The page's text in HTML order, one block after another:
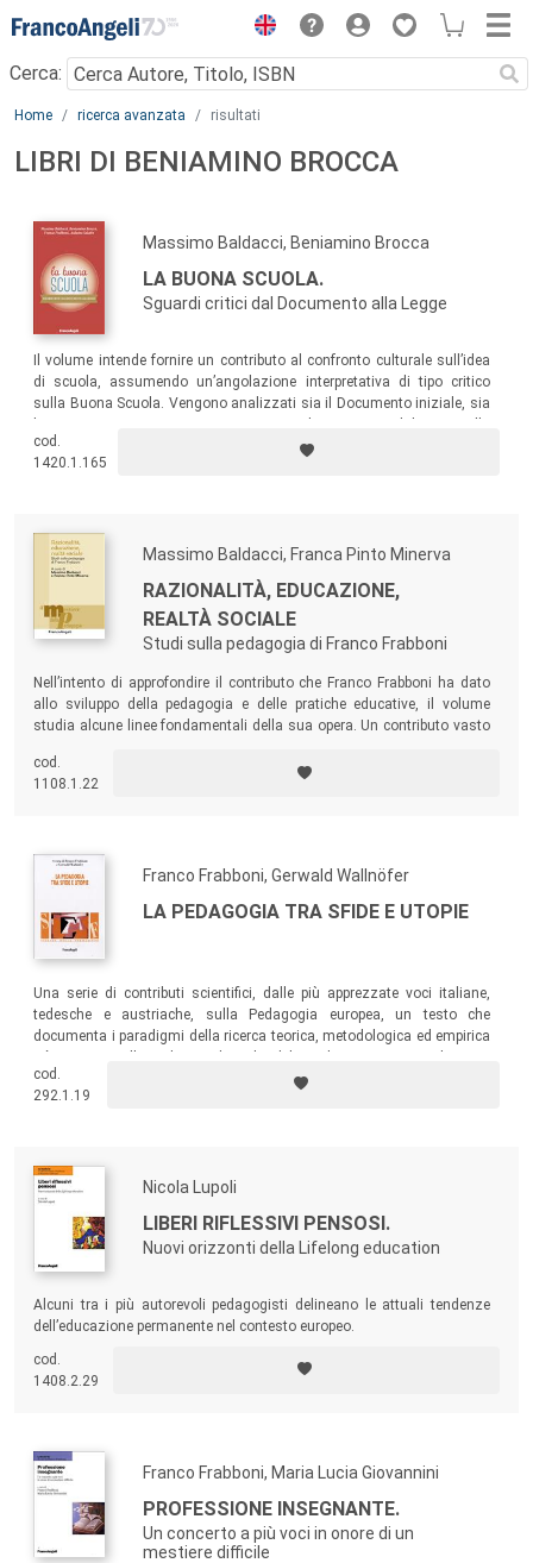
Menu
Cerca:
Main content
Home ricerca avanzata risultati
LIBRI DI BENIAMINO BROCCA
Massimo Baldacci, Beniamino Brocca
LA BUONA SCUOLA.
Sguardi critici dal Documento alla Legge
Il volume intende fornire un contributo al confronto culturale sull’idea
di scuola, assumendo un’angolazione interpretativa di tipo critico
sulla Buona Scuola. Vengono analizzati sia il Documento iniziale, sia
seconda, per concludere con un’interpretazione critica delle concezioni
pedagogiche intrinseche alla Buona Scuola.
cod.
1420.1.165
Massimo Baldacci, Franca Pinto Minerva
RAZIONALITÀ, EDUCAZIONE,
REALTÀ SOCIALE
Studi sulla pedagogia di Franco Frabboni
Nell’intento di approfondire il contributo che Franco Frabboni ha dato
allo sviluppo della pedagogia e delle pratiche educative, il volume
studia alcune linee fondamentali della sua opera. Un contributo vasto
prima parte del nuovo secolo.
cod.
1108.1.22
Franco Frabboni, Gerwald Wallnöfer
LA PEDAGOGIA TRA SFIDE E UTOPIE
Una serie di contributi scientifici, dalle più apprezzate voci italiane,
tedesche e austriache, sulla Pedagogia europea, un testo che
documenta i paradigmi della ricerca teorica, metodologica ed empirica
dell’attenzione sono le categorie dell’educazione: le sue finalità
esistenziali, i suoi linguaggi, le sue chiavi interpretative, le sue
cod.
292.1.19
Nicola Lupoli
LIBERI RIFLESSIVI PENSOSI.
Nuovi orizzonti della Lifelong education
Alcuni tra i più autorevoli pedagogisti delineano le attuali tendenze
dell’educazione permanente nel contesto europeo.
cod.
1408.2.29
Franco Frabboni, Maria Lucia Giovannini
PROFESSIONE INSEGNANTE.
Un concerto a più voci in onore di un
mestiere difficile